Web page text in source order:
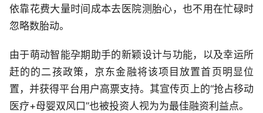
依靠花费大量时间成本去医院测胎心，也不用在忙碌时
忽略数胎动。
由于萌动智能孕期助手的新颖设计与功能，以及幸运所
赶的的二孩政策，京东金融将该项目放置首页明显位
置，并获得平台用户高票支持。其宣传页上的“抢占移动
医疗+母婴双风口”也被投资人视为为最佳融资利益点。